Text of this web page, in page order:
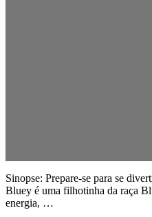
Sinopse: Prepare-se para se
Bluey é uma filhotinha da raça
energia, …